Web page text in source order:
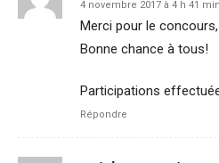
4 novembre 2017 à 4 h 41 min
Merci pour le
Bonne chance à tous!
Participations
Répondre